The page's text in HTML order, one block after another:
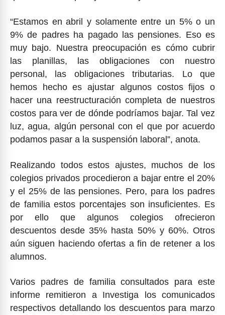
“Estamos en abril y solamente entre un 5% o un
9% de padres ha pagado las pensiones. Eso es
muy bajo. Nuestra preocupación es cómo cubrir
las planillas, las obligaciones con nuestro
personal, las obligaciones tributarias. Lo que
hemos hecho es ajustar algunos costos fijos o
hacer una reestructuración completa de nuestros
costos para ver de dónde podríamos bajar. Tal vez
luz, agua, algún personal con el que por acuerdo
podamos pasar a la suspensión laboral”, anota.
Realizando todos estos ajustes, muchos de los
colegios privados procedieron a bajar entre el 20%
y el 25% de las pensiones. Pero, para los padres
de familia estos porcentajes son insuficientes. Es
por ello que algunos colegios ofrecieron
descuentos desde 35% hasta 50% y 60%. Otros
aún siguen haciendo ofertas a fin de retener a los
alumnos.
Varios padres de familia consultados para este
informe remitieron a Investiga los comunicados
respectivos detallando los descuentos para marzo